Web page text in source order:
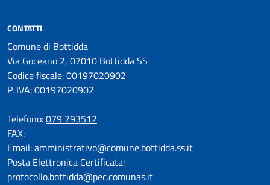
CONTATTI
Comune di Bottidda
Via Goceano 2, 07010 Bottidda SS
Codice fiscale: 00197020902
P. IVA: 00197020902
Telefono:079 793512
FAX:
Email:amministrativo@comune.bottidda.ss.it
Posta Elettronica Certificata:
protocollo.bottidda@pec.comunas.it